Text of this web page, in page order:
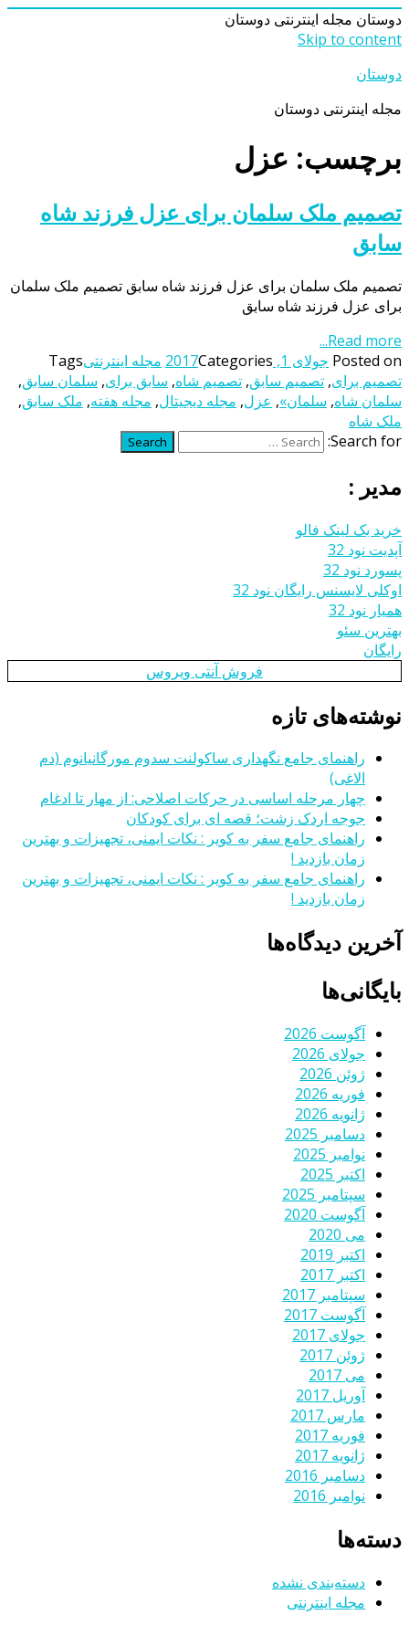
دوستان مجله اینترنتی دوستان
Skip to content
دوستان
مجله اینترنتی دوستان
برچسب: عزل
تصمیم ملک سلمان برای عزل فرزند شاه
سابق
تصمیم ملک سلمان برای عزل فرزند شاه سابق تصمیم ملک سلمان
برای عزل فرزند شاه سابق
Read more...
Posted on جولای 1, 2017 Categories مجله اینترنتیTags
تصمیم برای, تصمیم سابق, تصمیم شاه, سابق برای, سلمان سابق,
سلمان شاه, سلمان», عزل, مجله دیجیتال, مجله هفته, ملک سابق,
ملک شاه
Search for:
Search
مدیر :
خرید بک لینک فالو
آپدیت نود 32
پسورد نود 32
اوکلی لایسنس رایگان نود 32
همیار نود 32
بهترین سئو
رایگان
فروش آنتی ویروس
نوشته‌های تازه
راهنمای جامع نگهداری ساکولنت سدوم مورگانیانوم (دم
الاغی)
چهار مرحله اساسی در حرکات اصلاحی: از مهار تا ادغام
جوجه اردک زشت؛ قصه ای برای کودکان
راهنمای جامع سفر به کویر : نکات ایمنی، تجهیزات و بهترین
زمان بازدید !
راهنمای جامع سفر به کویر : نکات ایمنی، تجهیزات و بهترین
زمان بازدید !
آخرین دیدگاه‌ها
بایگانی‌ها
آگوست 2026
جولای 2026
ژوئن 2026
فوریه 2026
ژانویه 2026
دسامبر 2025
نوامبر 2025
اکتبر 2025
سپتامبر 2025
آگوست 2020
می 2020
اکتبر 2019
اکتبر 2017
سپتامبر 2017
آگوست 2017
جولای 2017
ژوئن 2017
می 2017
آوریل 2017
مارس 2017
فوریه 2017
ژانویه 2017
دسامبر 2016
نوامبر 2016
دسته‌ها
دسته‌بندی نشده
مجله اینترنتی